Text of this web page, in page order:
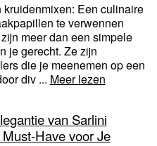
kruidenmixen: Een culinaire
te verwennen
meer dan een simpele
je gerecht. Ze zijn
die je meenemen op een
div ... Meer lezen
van Sarlini
Have voor Je